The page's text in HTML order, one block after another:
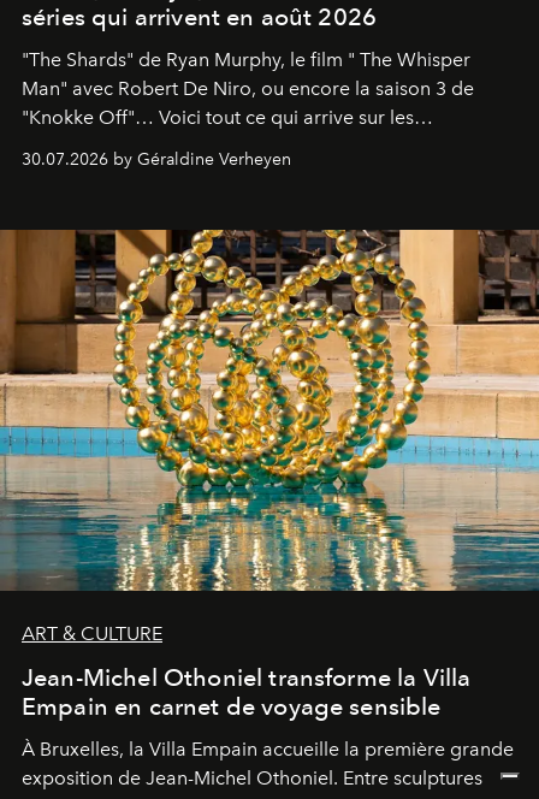
séries qui arrivent en août 2026
"The Shards" de Ryan Murphy, le film " The Whisper
Man" avec Robert De Niro, ou encore la saison 3 de
"Knokke Off"… Voici tout ce qui arrive sur les
30.07.2026 by Géraldine Verheyen
ART & CULTURE
Jean-Michel Othoniel transforme la Villa
Empain en carnet de voyage sensible
À Bruxelles, la Villa Empain accueille la première grande
exposition de Jean-Michel Othoniel. Entre sculptures